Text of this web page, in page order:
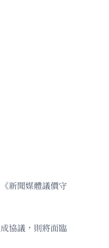
新聞媒體議價守
協議，則將面臨